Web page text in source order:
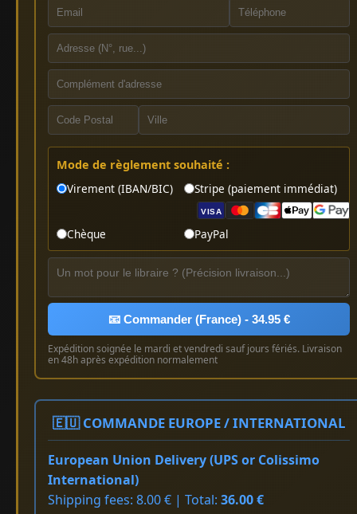
Mode de règlement souhaité :
Virement (IBAN/BIC)
Stripe (paiement immédiat)
VISA
Chèque PayPal
📧 Commander (France) - 34.95 €
Expédition soignée le mardi et vendredi sauf jours fériés. Livraison
en 48h après expédition normalement
🇪🇺 COMMANDE EUROPE / INTERNATIONAL
European Union Delivery (UPS or Colissimo
International)
Shipping fees: 8.00 € | Total: 36.00 €